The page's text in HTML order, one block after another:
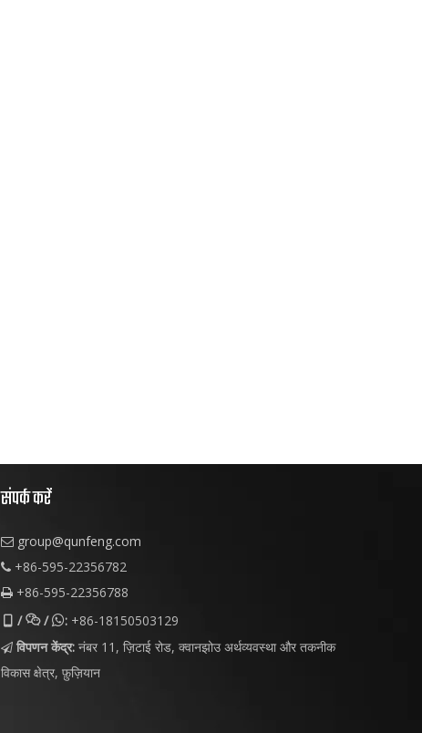
संपर्क करें
 group@qunfeng.com
 +86-595-22356782
 +86-595-22356788
//: +86-18150503129
 विपणन केंद्र: नंबर 11, ज़िटाई रोड, क्वानझोउ अर्थव्यवस्था और तकनीक
विकास क्षेत्र, फ़ुज़ियान